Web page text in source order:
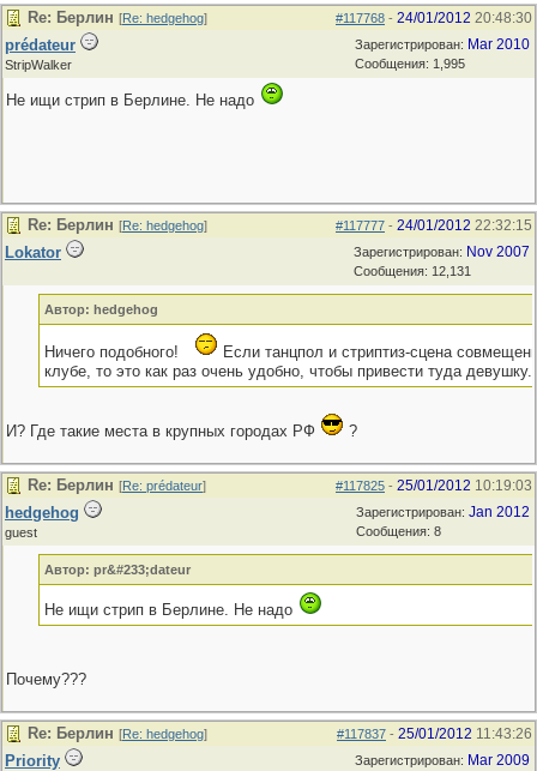
#117768 - 24/01/2012 20:48:30
Re: Берлин [Re: hedgehog]
Зарегистрирован: Mar 2010
Сообщения: 1,995
prédateur
StripWalker
Не ищи стрип в Берлине. Не надо
#117777 - 24/01/2012 22:32:15
Re: Берлин [Re: hedgehog]
Зарегистрирован: Nov 2007
Сообщения: 12,131
Lokator
Автор: hedgehog
Ничего подобного!
Если танцпол и стриптиз-сцена
клубе, то это как раз очень удобно, чтобы привести туда девушку.
И? Где такие места в крупных городах РФ ?
#117825 - 25/01/2012 10:19:03
Re: Берлин [Re: prédateur]
Зарегистрирован: Jan 2012
Сообщения: 8
hedgehog
guest
Автор: pr&#233;dateur
Не ищи стрип в Берлине. Не надо
Почему???
#117837 - 25/01/2012 11:43:26
Re: Берлин [Re: hedgehog]
Зарегистрирован: Mar 2009
Priority